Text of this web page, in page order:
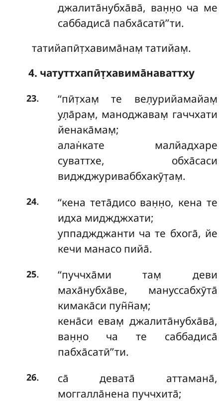
джалита̄нубха̄ва̄, ван̣н̣о ча ме
саббадиса̄ пабха̄сатӣ’’ти.
татийапӣт̣хавима̄нам̣ татийам̣.
4. чатуттхапӣт̣хавима̄наваттху
23. ‘‘пӣт̣хам̣те вел̣урийамайам̣
ул̣а̄рам̣, маноджавам̣ гаччхати
йенака̄мам̣;
алан̇кате малйадхаре
суваттхе, обха̄саси
виджджуриваббхакӯт̣ам̣.
24. ‘‘кена тета̄дисо ван̣н̣о, кена те
идха миджджхати;
уппаджджанти ча те бхога̄, йе
кечи манасо пийа̄.
25.
‘‘пуччха̄ми там̣ деви
маха̄нубха̄ве, мануссабхӯта̄
кимака̄си пун̃н̃ам̣;
кена̄си евам̣ джалита̄нубха̄ва̄,
ван̣н̣о ча те саббадиса̄
пабха̄сатӣ’’ти.
26.
са̄ девата̄ аттамана̄,
моггалла̄нена пуччхита̄;